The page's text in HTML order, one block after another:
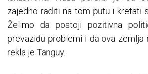
zajedno raditi na tom putu i kretati
Želimo da postoji pozitivna
prevaziđu problemi i da ova zemlja
rekla je Tanguy.